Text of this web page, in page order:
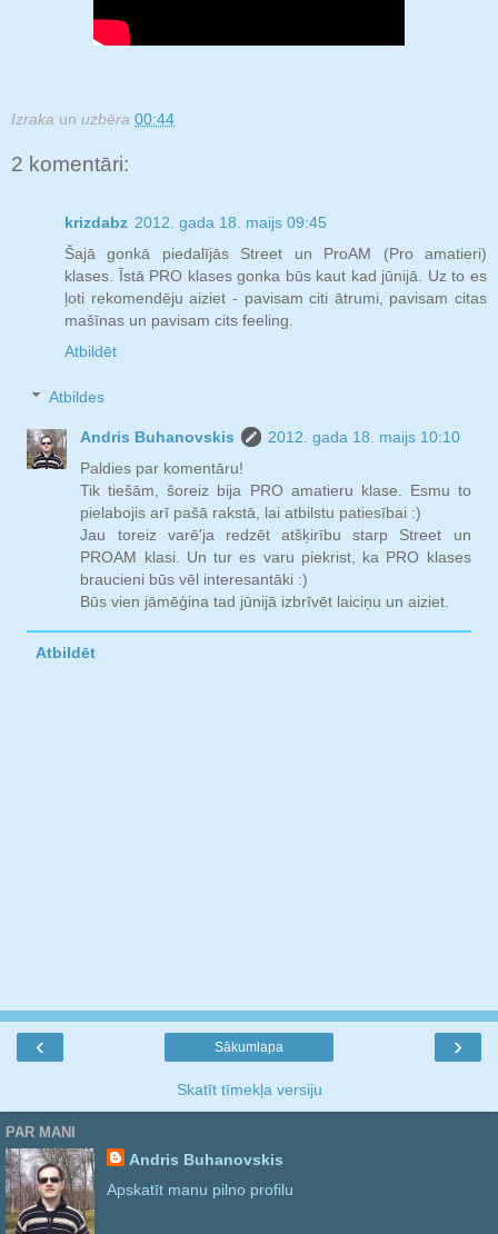
Izraka un uzbēra 00:44
2 komentāri:
krizdabz 2012. gada 18. maijs 09:45
Šajā gonkā piedalījās Street un ProAM (Pro amatieri)
klases. Īstā PRO klases gonka būs kaut kad jūnijā. Uz to es
ļoti rekomendēju aiziet - pavisam citi ātrumi, pavisam citas
mašīnas un pavisam cits feeling.
Atbildēt
Atbildes
Andris Buhanovskis
2012. gada 18. maijs 10:10
Paldies par komentāru!
Tik tiešām, šoreiz bija PRO amatieru klase. Esmu to
pielabojis arī pašā rakstā, lai atbilstu patiesībai :)
Jau toreiz varē'ja redzēt atšķirību starp Street un
PROAM klasi. Un tur es varu piekrist, ka PRO klases
braucieni būs vēl interesantāki :)
Būs vien jāmēģina tad jūnijā izbrīvēt laiciņu un aiziet.
Atbildēt
‹ ›
Sākumlapa
Skatīt tīmekļa versiju
PAR MANI
Andris Buhanovskis
Apskatīt manu pilno profilu